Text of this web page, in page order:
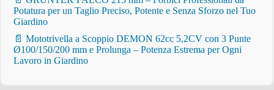
Potatura per un Taglio Preciso, Potente e Senza Sforzo nel Tuo
Giardino
📄 Mototrivella a Scoppio DEMON 62cc 5,2CV con 3 Punte
Ø100/150/200 mm e Prolunga – Potenza Estrema per Ogni
Lavoro in Giardino